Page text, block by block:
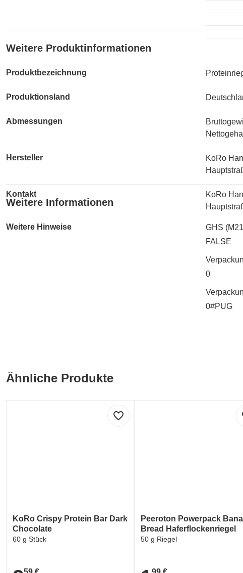
Weitere Produktinformationen
Produktbezeichnung
Produktionsland
Abmessungen
Hersteller
KoRo
Kontakt
KoRo
Weitere Informationen
Weitere Hinweise
GHS
FALSE
0
0#PUG
Ähnliche Produkte
favorite_border
KoRo Crispy Protein Bar Dark
Chocolate
60 g Stück
Peeroton Powerpack
Bread Haferflockenriegel
50 g Riegel